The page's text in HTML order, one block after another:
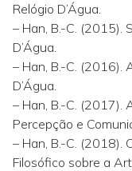
Relógio D’Água.
– Han, B.-C. (2015).
D’Água.
– Han, B.-C. (2016).
D’Água.
– Han, B.-C. (2017).
Percepção e
– Han, B.-C. (2018).
Filosófico sobre a